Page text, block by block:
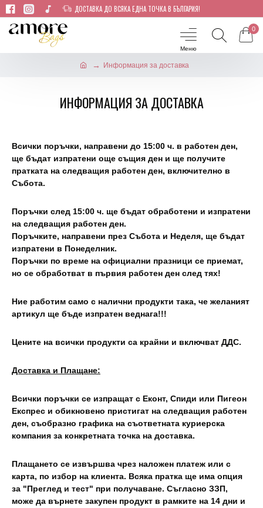
ДОСТАВКА ДО ВСЯКА ЕДНА ТОЧКА В БЪЛГАРИЯ!
0
Информация за доставка
ИНФОРМАЦИЯ ЗА ДОСТАВКА
Всички поръчки, направени до 15:00 ч. в работен ден,
ще бъдат изпратени още същия ден и ще получите
пратката на следващия работен ден, включително в
Събота.
Поръчки след 15:00 ч. ще бъдат обработени и изпратени
на следващия работен ден.
Поръчките, направени през Събота и Неделя, ще бъдат
изпратени в Понеделник.
Поръчки по време на официални празници се приемат,
но се обработват в първия работен ден след тях!
Ние работим само с налични продукти така, че желаният
артикул ще бъде изпратен веднага!!!
Цените на всички продукти са крайни и включват ДДС.
Доставка и Плащане:
Всички поръчки се изпращат с Еконт, Спиди или Пигеон
Експрес и обикновено пристигат на следващия работен
ден, съобразно графика на съответната куриерска
компания за конкретната точка на доставка.
Плащането се извършва чрез наложен платеж или с
карта, по избор на клиента. Всяка пратка ще има опция
за "Преглед и тест" при получаване. Съгласно ЗЗП,
може да върнете закупен продукт в рамките на 14 дни и